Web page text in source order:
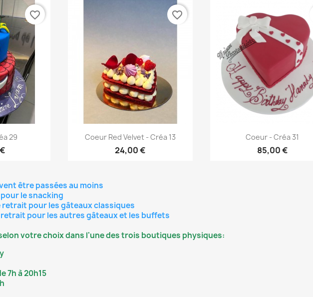
29
favorite_border
Aperçu rapide
Coeur Red Velvet - Créa 13
24,00 €
favorite_border
Aperçu rapide
Coeur - Créa 31
85,00 €
être passées au moins
le snacking
retrait pour les gâteaux classiques
retrait pour les autres gâteaux et les buffets
votre choix dans l'une des trois boutiques physiques:
7h à 20h15